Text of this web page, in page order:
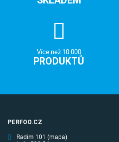
Více než 10 000
PRODUKTŮ
PERFOO.CZ
Radim 101 (mapa)